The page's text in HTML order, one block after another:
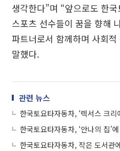
생각한다”며 “앞으로도 한
스포츠 선수들이 꿈을 향해
파트너로서 함께하며 사회
말했다.
관련 뉴스
한국토요타자동차, ‘안나의 집’
한국토요타자동차, 작은 도서관